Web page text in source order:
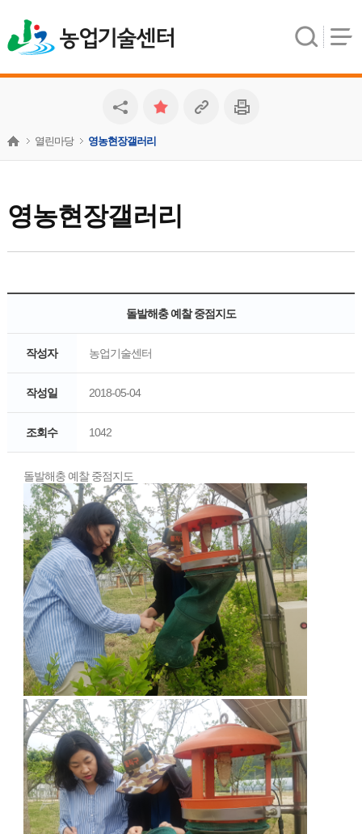
농업기술센터
영농현장갤러리
열린마당 영농현장갤러리
돌발해충 예찰 중점지도
작성자 농업기술센터
작성일 2018-05-04
조회수 1042
돌발해충 예찰 중점지도